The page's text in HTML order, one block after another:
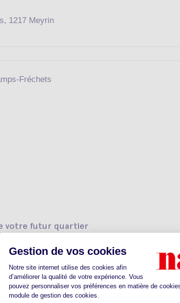
1217 Meyrin
Fréchets
votre futur quartier
Sante Parkings Restaurants